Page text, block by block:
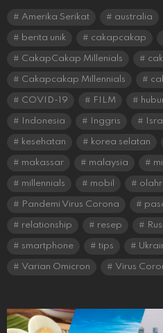
Amerika Serikat australia
berita unik cakapcakap
CakapCakap Millenials
Cakapcakap Millennials
COVID-19 FILM
Indonesia Inggris
kesehatan korea selatan
makassar malaysia
millennials mobil
Pandemi Virus Corona
relationship resep
smartphone tips
Varian Omicron Virus